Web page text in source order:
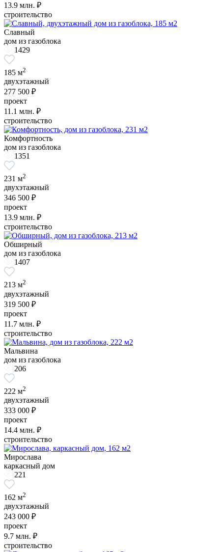
13.9 млн. ₽
строительство
Славный
дом из газоблока
1429
185 м2
двухэтажный
277 500 ₽
проект
11.1 млн. ₽
строительство
Комфортность
дом из газоблока
1351
231 м2
двухэтажный
346 500 ₽
проект
13.9 млн. ₽
строительство
Обширный
дом из газоблока
1407
213 м2
двухэтажный
319 500 ₽
проект
11.7 млн. ₽
строительство
Мальвина
дом из газоблока
206
222 м2
двухэтажный
333 000 ₽
проект
14.4 млн. ₽
строительство
Мирослава
каркасный дом
221
162 м2
двухэтажный
243 000 ₽
проект
9.7 млн. ₽
строительство